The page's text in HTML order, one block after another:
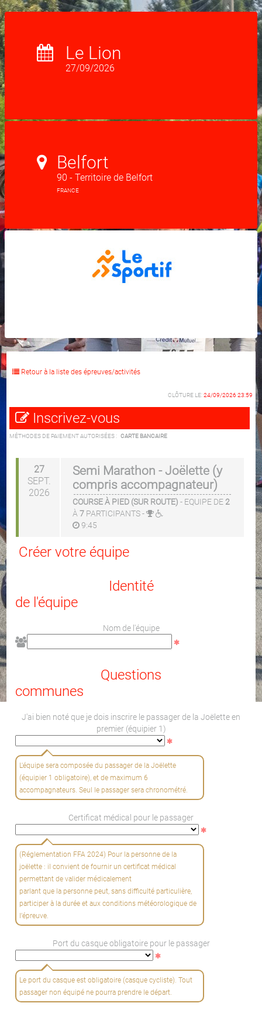
Le Lion
27/09/2026
Belfort
90 - Territoire de Belfort
FRANCE
Retour à la liste des épreuves/activités
CLÔTURE LE:24/09/2026 23:59
Inscrivez-vous
MÉTHODES DE PAIEMENT AUTORISÉES : CARTE BANCAIRE
27
SEPT.
2026
Semi Marathon - Joëlette (y
compris accompagnateur)
COURSE À PIED (SUR ROUTE) - EQUIPE DE 2
À 7PARTICIPANTS -
9:45
Créer votre équipe
Identité
de l'équipe
Nom de l'équipe
Questions
communes
J'ai bien noté que je dois inscrire le passager de la Joëlette en
premier (équipier 1)
L'équipe sera composée du passager de la Joëlette
(équipier 1 obligatoire), et de maximum 6
accompagnateurs. Seul le passager sera chronométré.
Certificat médical pour le passager
(Réglementation FFA 2024) Pour la personne de la
joëlette : il convient de fournir un certificat médical
permettant de valider médicalement
parlant que la personne peut, sans difficulté particulière,
participer à la durée et aux conditions météorologique de
l’épreuve.
Port du casque obligatoire pour le passager
Le port du casque est obligatoire (casque cycliste). Tout
passager non équipé ne pourra prendre le départ.